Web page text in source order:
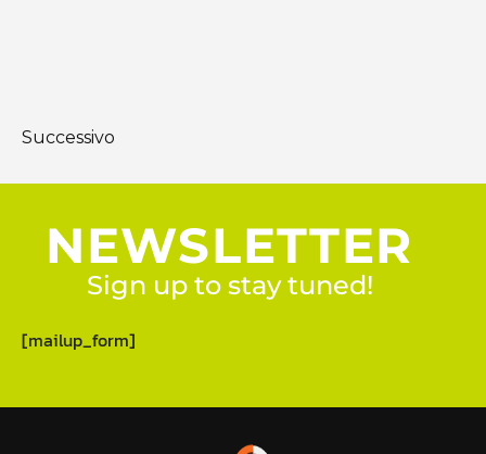
Successivo
NEWSLETTER
Sign up to stay tuned!
[mailup_form]